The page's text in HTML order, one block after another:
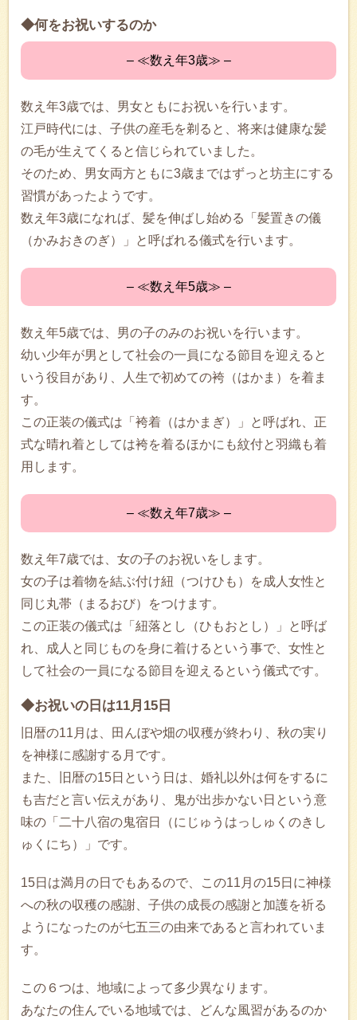
◆何をお祝いするのか
– ≪数え年3歳≫ –
数え年3歳では、男女ともにお祝いを行います。
江戸時代には、子供の産毛を剃ると、将来は健康な髪
の毛が生えてくると信じられていました。
そのため、男女両方ともに3歳まではずっと坊主にする
習慣があったようです。
数え年3歳になれば、髪を伸ばし始める「髪置きの儀
（かみおきのぎ）」と呼ばれる儀式を行います。
– ≪数え年5歳≫ –
数え年5歳では、男の子のみのお祝いを行います。
幼い少年が男として社会の一員になる節目を迎えると
いう役目があり、人生で初めての袴（はかま）を着ま
す。
この正装の儀式は「袴着（はかまぎ）」と呼ばれ、正
式な晴れ着としては袴を着るほかにも紋付と羽織も着
用します。
– ≪数え年7歳≫ –
数え年7歳では、女の子のお祝いをします。
女の子は着物を結ぶ付け紐（つけひも）を成人女性と
同じ丸帯（まるおび）をつけます。
この正装の儀式は「紐落とし（ひもおとし）」と呼ば
れ、成人と同じものを身に着けるという事で、女性と
して社会の一員になる節目を迎えるという儀式です。
◆お祝いの日は11月15日
旧暦の11月は、田んぼや畑の収穫が終わり、秋の実り
を神様に感謝する月です。
また、旧暦の15日という日は、婚礼以外は何をするに
も吉だと言い伝えがあり、鬼が出歩かない日という意
味の「二十八宿の鬼宿日（にじゅうはっしゅくのきし
ゅくにち）」です。
15日は満月の日でもあるので、この11月の15日に神様
への秋の収穫の感謝、子供の成長の感謝と加護を祈る
ようになったのが七五三の由来であると言われていま
す。
この６つは、地域によって多少異なります。
あなたの住んでいる地域では、どんな風習があるのか